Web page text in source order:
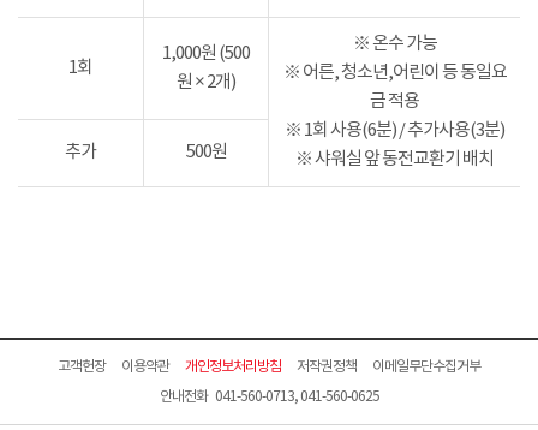
1회
1,000원 (500
원 × 2개)
※ 온수 가능
※ 어른, 청소년,어린이 등 동일요
금 적용
※ 1회 사용(6분) / 추가사용(3분)
※ 샤워실 앞 동전교환기 배치
추가 500원
고객헌장 이용약관 개인정보처리방침 저작권정책
이메일무단수집거부
안내전화 041-560-0713, 041-560-0625